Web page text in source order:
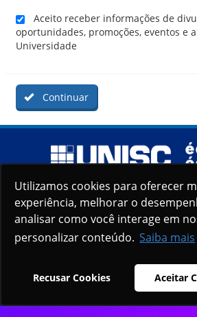
Utilizamos cookies para oferecer
experiência, melhorar o
analisar como você interage em
personalizar conteúdo. Saiba mais
Recusar Cookies Aceitar
Utilizamos cookies para oferecer
experiência, melhorar o
analisar como você interage em
personalizar conteúdo. Saiba mais
Recusar Cookies Aceitar
Aceito receber informações de
oportunidades, promoções, eventos e
Universidade
Continuar